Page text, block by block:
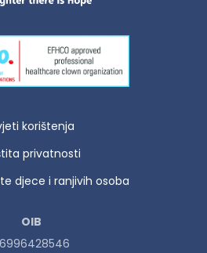
korištenja
privatnosti
djece i ranjivih osoba
OIB